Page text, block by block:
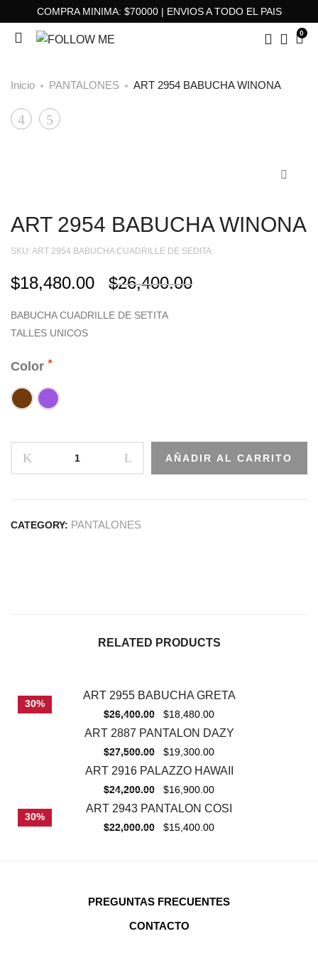
COMPRA MINIMA: $70000 | ENVIOS A TODO EL PAIS
0
Inicio PANTALONES ART 2954 BABUCHA WINONA
ARTART
ART 2954 BABUCHA WINONA
SKU: ART 2954 BABUCHA CUADRILLE DE SEDITA
$26,400.00
$18,480.00
BABUCHA CUADRILLE DE SETITA
TALLES UNICOS
Color
AÑADIR AL CARRITO
CATEGORY: PANTALONES
RELATED PRODUCTS
30%
ART 2955 BABUCHA GRETA
$26,400.00 $18,480.00
ART 2887 PANTALON DAZY
$27,500.00 $19,300.00
ART 2916 PALAZZO HAWAII
$24,200.00 $16,900.00
30%
ART 2943 PANTALON COSI
$22,000.00 $15,400.00
PREGUNTAS FRECUENTES
CONTACTO